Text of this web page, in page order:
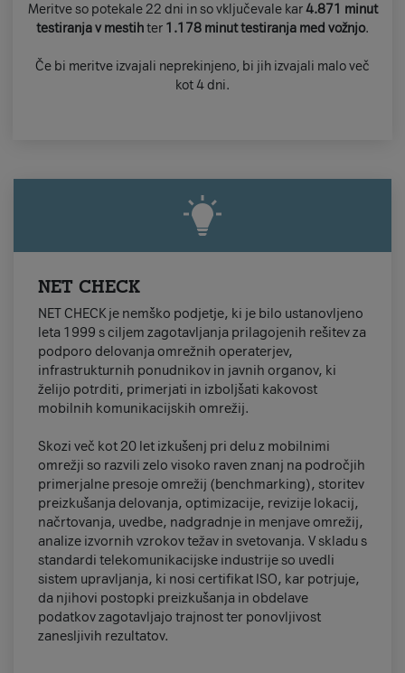
Meritve so potekale 22 dni in so vključevale kar4.871 minut
testiranja v mestihter 1.178 minut testiranja med vožnjo.
Če bi meritve izvajali neprekinjeno, bi jih izvajali malo več
kot 4 dni.
NET CHECK
NET CHECK je nemško podjetje, ki je bilo ustanovljeno
leta 1999 s ciljem zagotavljanja prilagojenih rešitev za
podporo delovanja omrežnih operaterjev,
infrastrukturnih ponudnikov in javnih organov, ki
želijo potrditi, primerjati in izboljšati kakovost
mobilnih komunikacijskih omrežij.
Skozi več kot 20 let izkušenj pri delu z mobilnimi
omrežji so razvili zelo visoko raven znanj na področjih
primerjalne presoje omrežij (benchmarking), storitev
preizkušanja delovanja, optimizacije, revizije lokacij,
načrtovanja, uvedbe, nadgradnje in menjave omrežij,
analize izvornih vzrokov težav in svetovanja. V skladu s
standardi telekomunikacijske industrije so uvedli
sistem upravljanja, ki nosi certifikat ISO, kar potrjuje,
da njihovi postopki preizkušanja in obdelave
podatkov zagotavljajo trajnost ter ponovljivost
zanesljivih rezultatov.